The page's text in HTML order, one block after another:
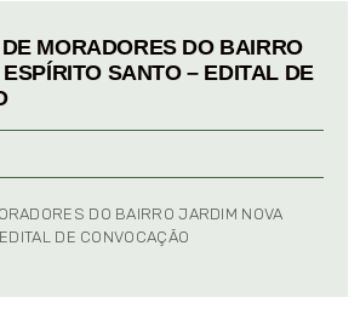
MORADORES DO BAIRRO
SANTO – EDITAL DE
DO BAIRRO JARDIM NOVA
DE CONVOCAÇÃO